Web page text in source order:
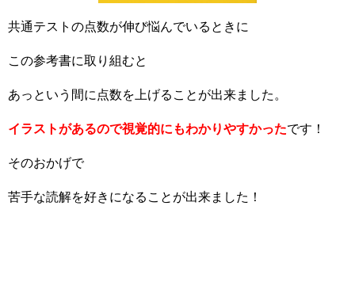
共通テストの点数が伸び悩んでいるときに
この参考書に取り組むと
あっという間に点数を上げることが出来ました。
イラストがあるので視覚的にもわかりやすかったです！
そのおかげで
苦手な読解を好きになることが出来ました！